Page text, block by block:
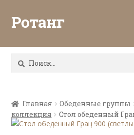
Ротанг
Каталог
Все о ротанге
Найти:
Главная Обеденные группы
коллекция
Стол обеденный